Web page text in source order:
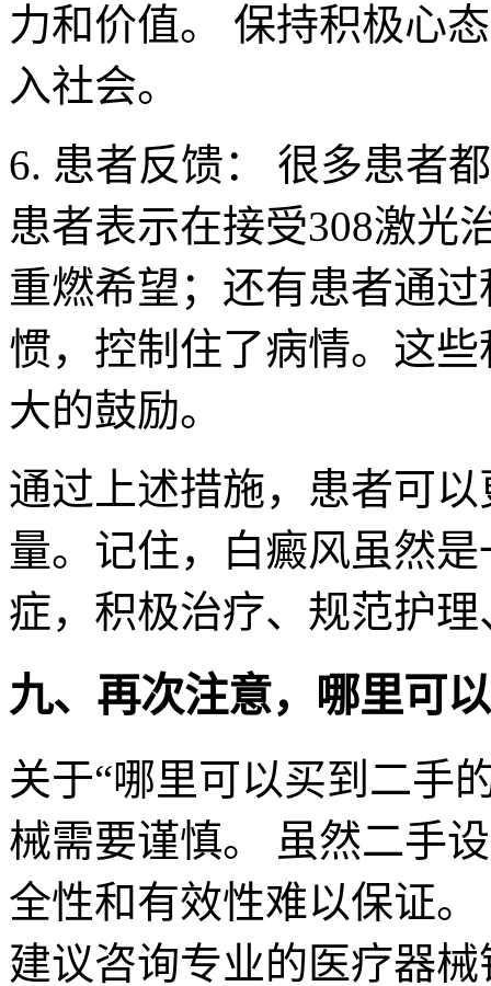
力和价值。 保持积极心
入社会。
6. 患者反馈： 很多患者
患者表示在接受308激光
重燃希望；还有患者通
惯，控制住了病情。这
大的鼓励。
通过上述措施，患者可
量。记住，白癜风虽然
症，积极治疗、规范护
九、再次注意，哪里可
关于“哪里可以买到二手
械需要谨慎。 虽然二手
全性和有效性难以保证
建议咨询专业的医疗器